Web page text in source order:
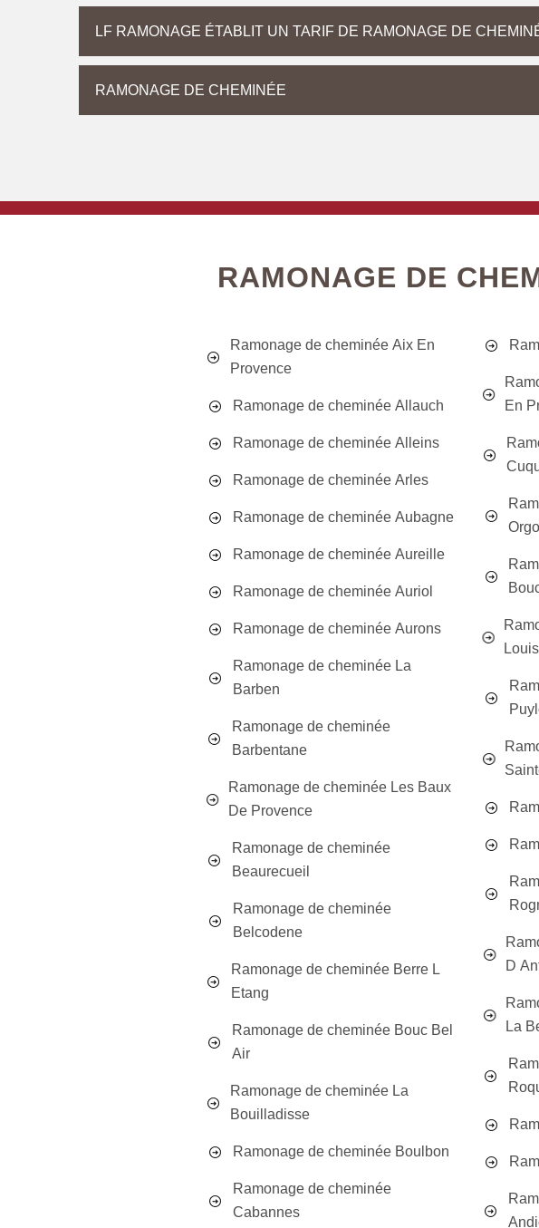
LF RAMONAGE ÉTABLIT UN TARIF DE RAMONAGE DE
RAMONAGE DE CHEMINÉE
RAMONAGE DE
Ramonage de cheminée Aix En
Provence
Ramonage de cheminée Allauch
Ramonage de cheminée Alleins
Ramonage de cheminée Arles
Ramonage de cheminée Aubagne
Ramonage de cheminée Aureille
Ramonage de cheminée Auriol
Ramonage de cheminée Aurons
Ramonage de cheminée La
Barben
Ramonage de cheminée
Barbentane
Ramonage de cheminée Les Baux
De Provence
Ramonage de cheminée
Beaurecueil
Ramonage de cheminée
Belcodene
Ramonage de cheminée Berre L
Etang
Ramonage de cheminée Bouc Bel
Air
Ramonage de cheminée La
Bouilladisse
Ramonage de cheminée Boulbon
Ramonage de cheminée
Cabannes
En
D
La